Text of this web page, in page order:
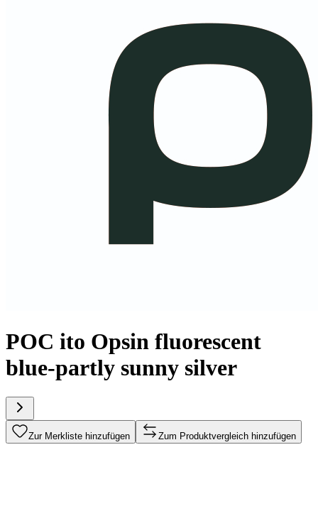
POC ito Opsin fluorescent
blue-partly sunny silver
Zur Merkliste hinzufügen Zum Produktvergleich hinzufügen